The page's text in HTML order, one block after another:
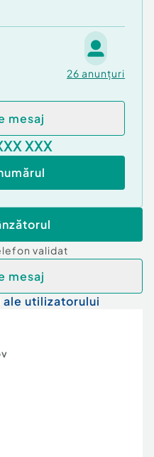
26 anunțuri
mesaj
XXX
validat
mesaj
ale utilizatorului